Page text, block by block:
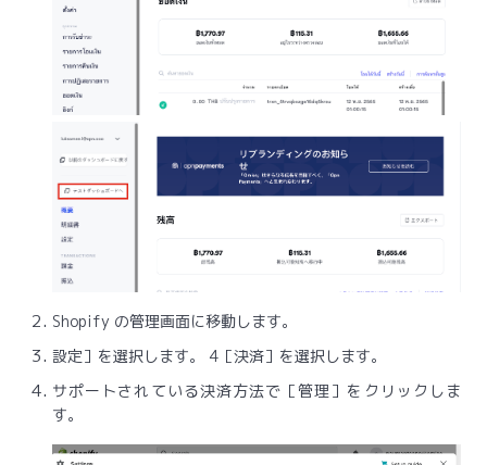
Shopify の管理画面に移動します。
設定］を選択します。 4［決済］を選択します。
サポートされている決済方法で［管理］をクリックしま
す。